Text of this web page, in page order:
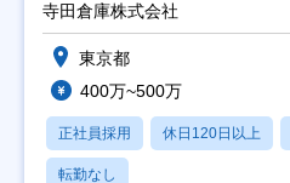
寺田倉庫株式会社
東京都
400万~500万
正社員採用 休日120日以上
転勤なし